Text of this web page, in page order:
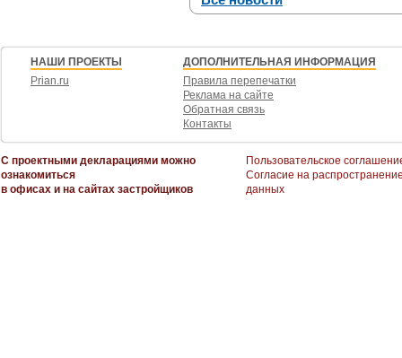
НАШИ ПРОЕКТЫ
Prian.ru
ДОПОЛНИТЕЛЬНАЯ ИНФОРМАЦИЯ
Правила перепечатки
Реклама на сайте
Обратная связь
Контакты
С проектными декларациями можно
ознакомиться
в офисах и на сайтах застройщиков
Пользовательское
Согласие на
данных